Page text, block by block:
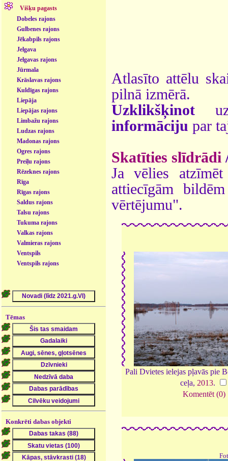
Višķu pagasts
Dobeles rajons
Gulbenes rajons
Jēkabpils rajons
Jelgava
Jelgavas rajons
Jūrmala
Krāslavas rajons
Kuldīgas rajons
Liepāja
Liepājas rajons
Limbažu rajons
Ludzas rajons
Madonas rajons
Ogres rajons
Preiļu rajons
Rēzeknes rajons
Rīga
Rīgas rajons
Saldus rajons
Talsu rajons
Tukuma rajons
Valkas rajons
Valmieras rajons
Ventspils
Ventspils rajons
Tēmas
Konkrēti dabas objekti
Atlasīto attēlu
pilnā izmērā.
Uzklikšķinot
informāciju par
Skatīties slīdrādi
Ja vēlies
attiecīgām
vērtējumu".
Pali Dvietes ielejas pļavās pie
ceļa, 2013.
Komentēt (0)